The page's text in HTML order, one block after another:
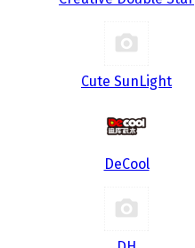
Cute SunLight
DeCool